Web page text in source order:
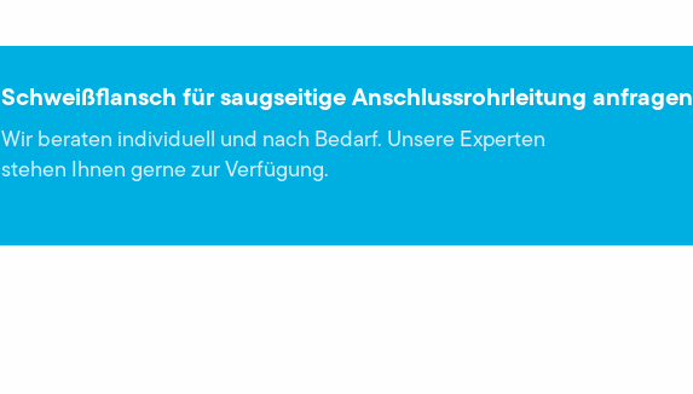
Schweißflansch für saugseitige Anschlussrohrleitung anfragen
Wir beraten individuell und nach Bedarf. Unsere Experten
stehen Ihnen gerne zur Verfügung.